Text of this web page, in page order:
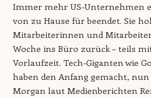
Immer mehr US-Unternehmen
von zu Hause für beendet. Sie
Mitarbeiterinnen und
Woche ins Büro zurück – teils
Vorlaufzeit. Tech-Giganten wie
haben den Anfang gemacht, nun
Morgan laut Medienberichten